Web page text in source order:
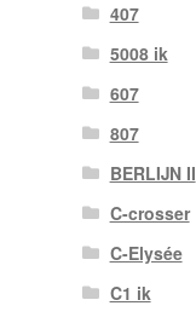
407
5008 ik
607
807
BERLIJN II
C-crosser
C-Elysée
C1 ik